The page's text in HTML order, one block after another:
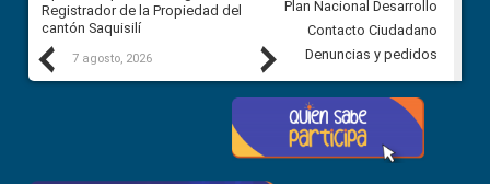
Previous
Registrador de la Propiedad del
cantón Saquisilí
7 agosto, 2026
Ballenita del cantón Santa
7 agosto, 2026
Next
Plan Nacional Desarrollo
Contacto Ciudadano
Denuncias y pedidos